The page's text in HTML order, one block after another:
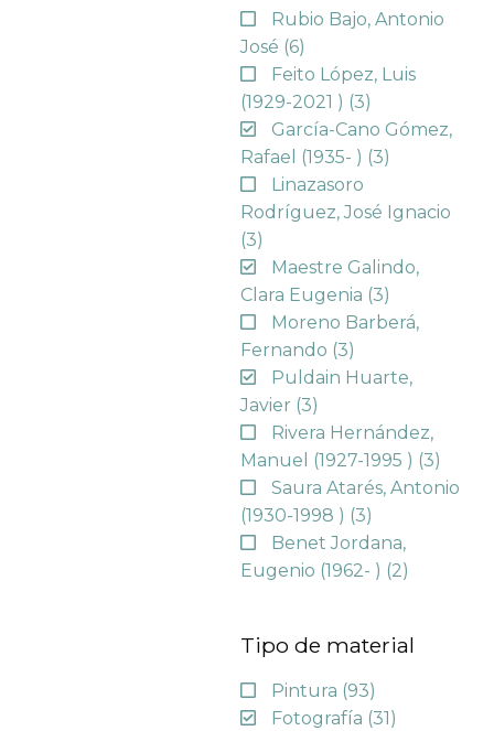
Rubio Bajo, Antonio
José (6)
Feito López, Luis
(1929-2021 ) (3)
García-Cano Gómez,
Rafael (1935- ) (3)
Linazasoro
Rodríguez, José Ignacio
(3)
Maestre Galindo,
Clara Eugenia (3)
Moreno Barberá,
Fernando (3)
Puldain Huarte,
Javier (3)
Rivera Hernández,
Manuel (1927-1995 ) (3)
Saura Atarés, Antonio
(1930-1998 ) (3)
Benet Jordana,
Eugenio (1962- ) (2)
Tipo de material
Pintura (93)
Fotografía (31)